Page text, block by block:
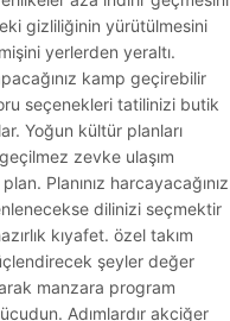
gizliliğinin yürütülmesini
yerlerden yeraltı.
kamp geçirebilir
seçenekleri tatilinizi butik
Yoğun kültür planları
zevke ulaşım
Planınız harcayacağınız
dilinizi seçmektir
kıyafet. özel takım
şeyler değer
manzara program
Adımlardır akciğer